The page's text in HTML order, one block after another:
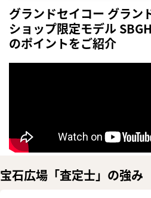
グランドセイコー グラン
ショップ限定モデル
のポイントをご紹介
宝石広場「査定士」の強み